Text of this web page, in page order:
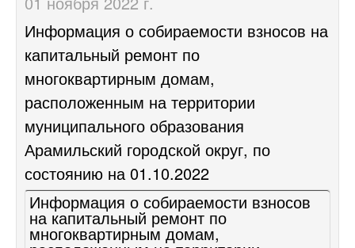
Информация о собираемости взносов на
капитальный ремонт по
многоквартирным домам,
расположенным на территории
муниципального образования
Арамильский городской округ, по
состоянию на 01.10.2022
Информация о собираемости взносов
на капитальный ремонт по
многоквартирным домам,